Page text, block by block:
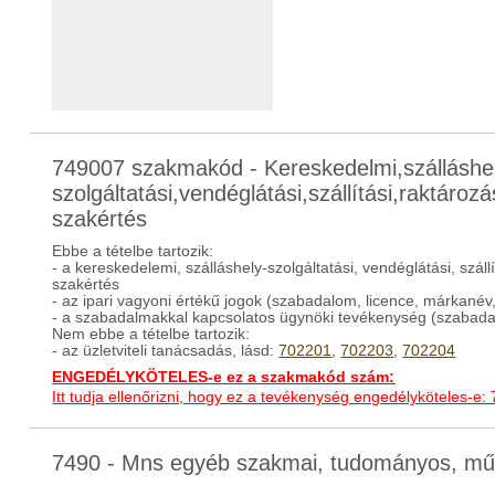
749007 szakmakód -
szakértés
Ebbe a tételbe tartozik:
- a kereskedelemi, szálláshely-szolgáltatási, vendéglátási,
szakértés
- az ipari vagyoni értékű jogok (szabadalom, licence,
- a szabadalmakkal kapcsolatos ügynöki tevékenység
Nem ebbe a tételbe tartozik:
- az üzletviteli tanácsadás, lásd:702201,702203,702204
ENGEDÉLYKÖTELES-e ez a szakmakód szám:
Itt tudja ellenőrizni, hogy ez a tevékenység engedélyköteles-e:
7490 - Mns egyéb szakmai, tudományos,